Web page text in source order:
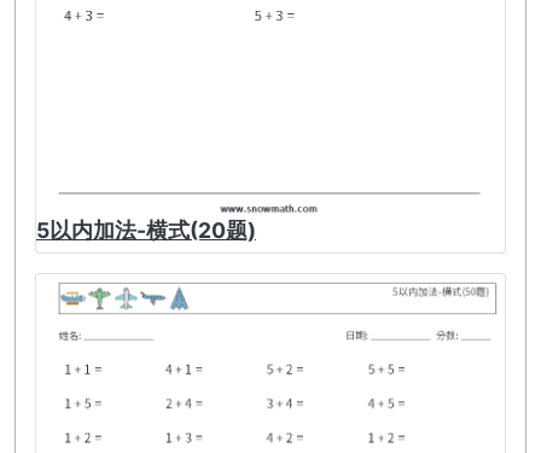
5以内加法-横式(20题)